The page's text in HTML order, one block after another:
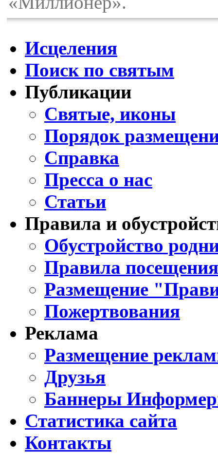
Исцеления
Поиск по святым
Публикации
Святые, иконы
Порядок
Справка
Пресса о нас
Статьи
Правила и
Обустройство
Правила
Размещение
Пожертвования
Реклама
Размещение
Друзья
Баннеры
Статистика сайта
Контакты